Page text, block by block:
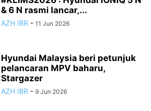
& 6 N rasmi lancar,...
AZH IBR - 11 Jun 2026
Hyundai Malaysia beri petunjuk
pelancaran MPV baharu,
Stargazer
AZH IBR - 9 Jun 2026